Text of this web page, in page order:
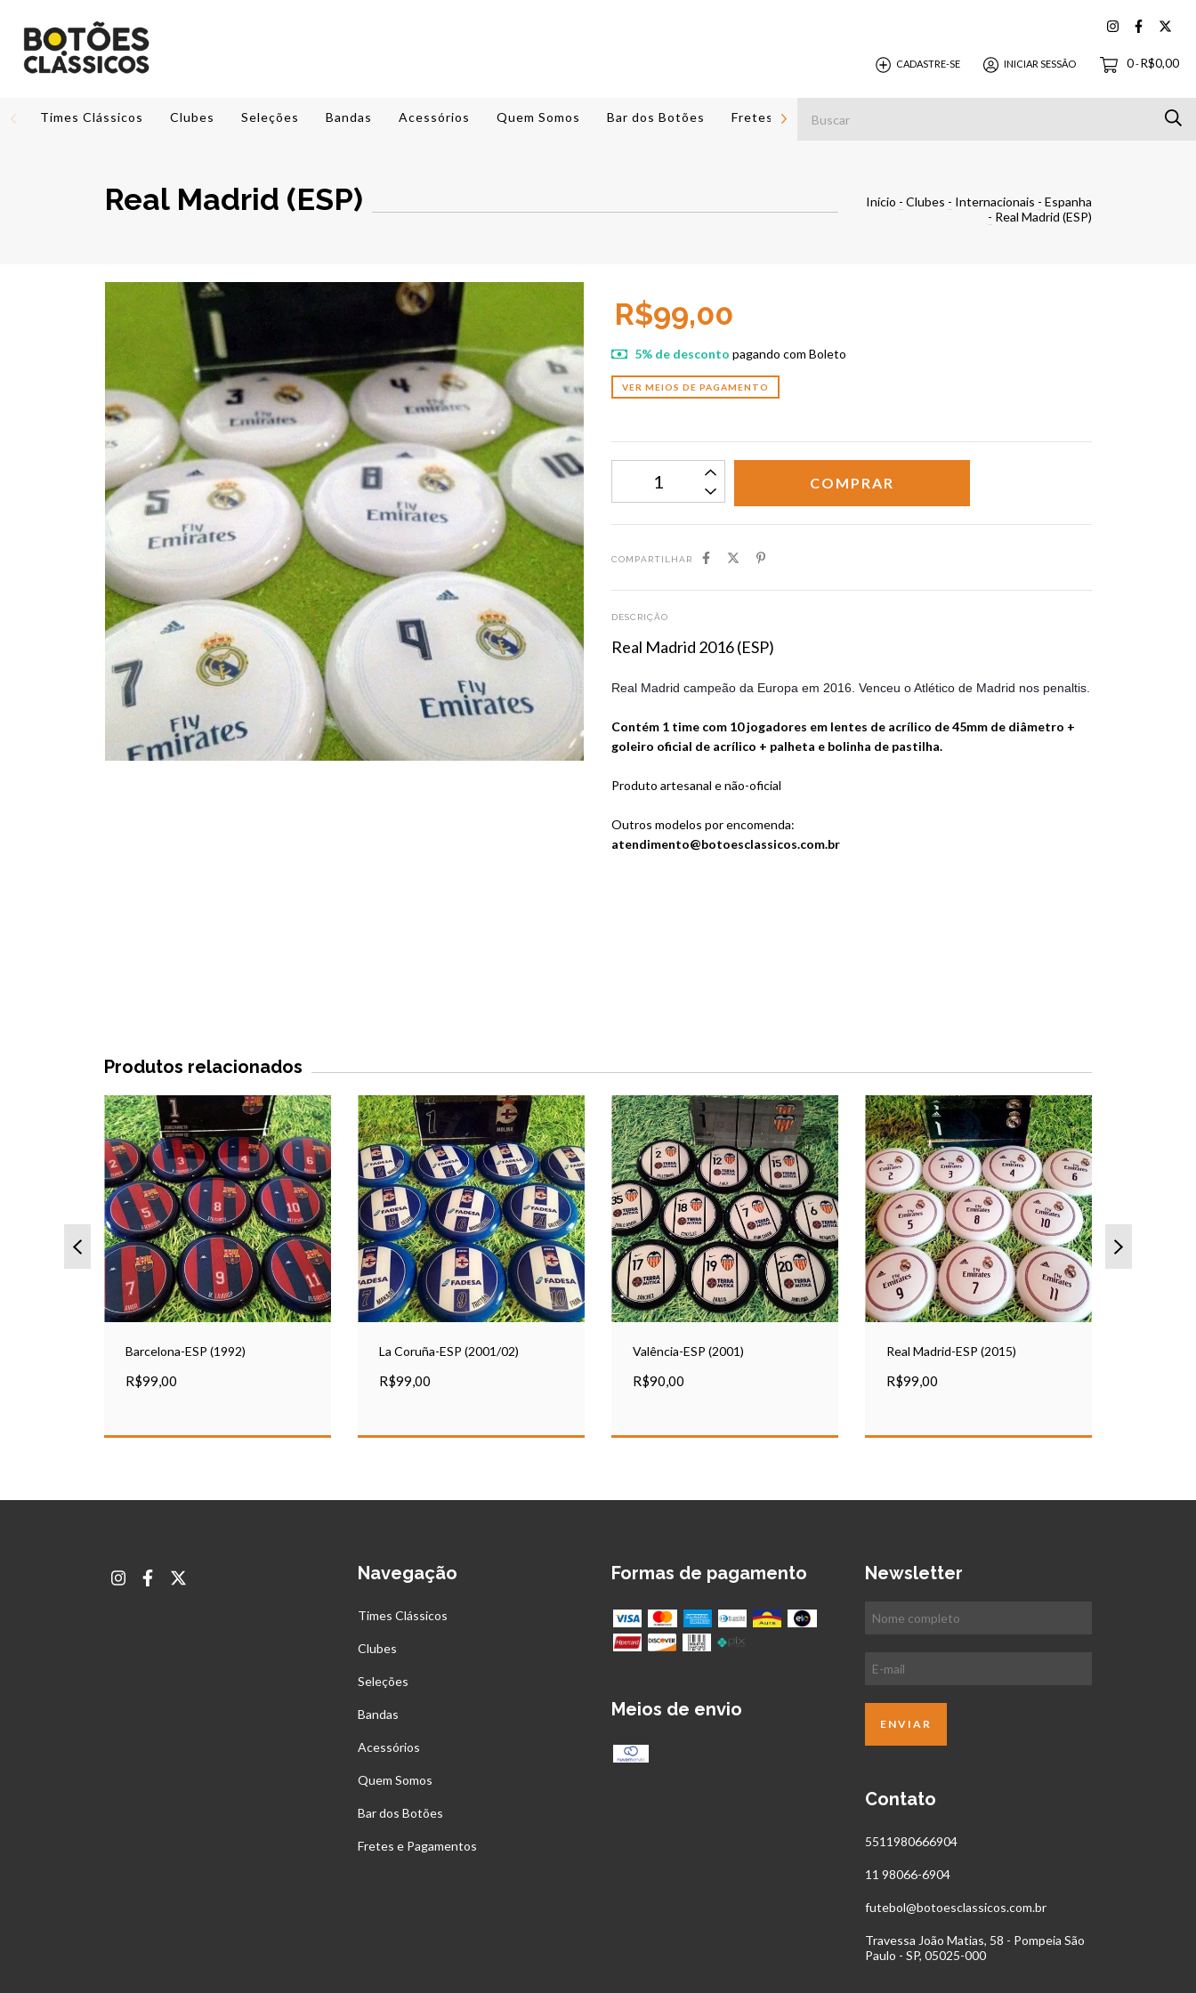
CADASTRE-SE INICIAR SESSÃO 0-R$0,00
Times Clássicos Clubes Seleções Bandas Acessórios Quem Somos Bar dos Botões Fretes e Pagamentos
Real Madrid (ESP) Início - Clubes - Internacionais - Espanha
- Real Madrid (ESP)
R$99,00
5% de desconto pagando com Boleto
VER MEIOS DE PAGAMENTO
COMPARTILHAR
DESCRIÇÃO
Real Madrid 2016 (ESP)
Real Madrid campeão da Europa em 2016. Venceu o Atlético de Madrid nos penaltis.
Contém 1 time com 10 jogadores em lentes de acrílico de 45mm de diâmetro +
goleiro oficial de acrílico + palheta e bolinha de pastilha.
Produto artesanal e não-oficial
Outros modelos por encomenda:
atendimento@botoesclassicos.com.br
Produtos relacionados
Barcelona-ESP (1992)
R$99,00
La Coruña-ESP (2001/02)
R$99,00
Valência-ESP (2001)
R$90,00
Real Madrid-ESP (2015)
R$99,00
Navegação
Times Clássicos
Clubes
Seleções
Bandas
Acessórios
Quem Somos
Bar dos Botões
Fretes e Pagamentos
Formas de pagamento
Meios de envio
Newsletter
Contato
5511980666904
11 98066-6904
futebol@botoesclassicos.com.br
Travessa João Matias, 58 - Pompeia São
Paulo - SP, 05025-000